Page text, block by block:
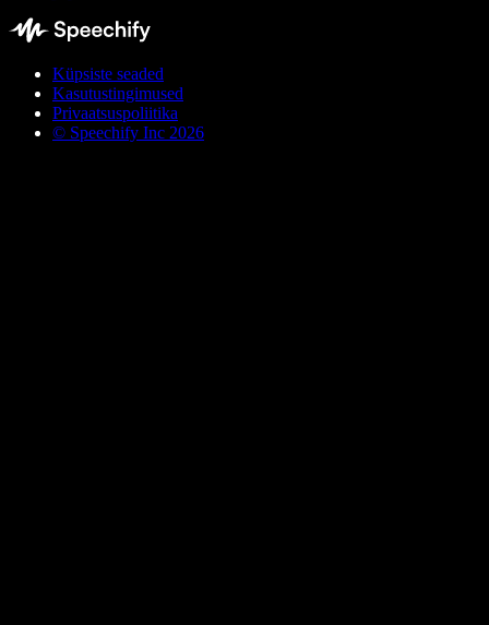
Küpsiste seaded
Kasutustingimused
Privaatsuspoliitika
© Speechify Inc 2026